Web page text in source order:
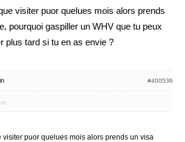
visiter puor quelues mois alors prends
pourquoi gaspiller un WHV que tu peux
plus tard si tu en as envie ?
#400536
visiter puor quelues mois alors prends un visa